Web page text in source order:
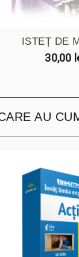
ISTEȚ DE
30,00
AU